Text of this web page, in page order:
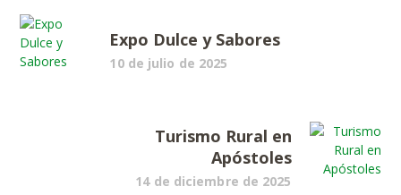
Expo Dulce y Sabores
10 de julio de 2025
Turismo Rural en
Apóstoles
14 de diciembre de 2025